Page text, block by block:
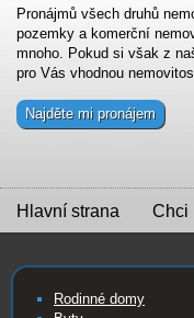
Hlavní strana Chci
Pronájmů všech druhů
pozemky a komerční
mnoho. Pokud si však z
pro Vás vhodnou
Najděte mi pronájem
Rodinné domy